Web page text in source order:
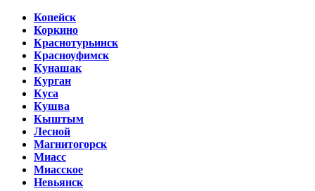
Копейск
Коркино
Краснотурьинск
Красноуфимск
Кунашак
Курган
Куса
Кушва
Кыштым
Лесной
Магнитогорск
Миасс
Миасское
Невьянск